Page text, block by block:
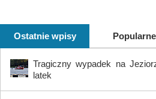
Ostatnie wpisy Popularne
Tragiczny wypadek na
latek